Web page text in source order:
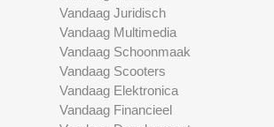
Vandaag Juridisch
Vandaag Multimedia
Vandaag Schoonmaak
Vandaag Scooters
Vandaag Elektronica
Vandaag Financieel